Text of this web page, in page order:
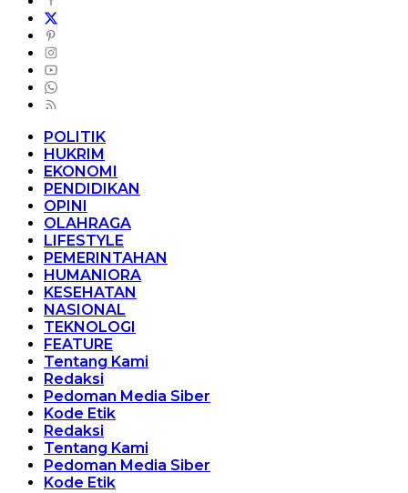
POLITIK
HUKRIM
EKONOMI
PENDIDIKAN
OPINI
OLAHRAGA
LIFESTYLE
PEMERINTAHAN
HUMANIORA
KESEHATAN
NASIONAL
TEKNOLOGI
FEATURE
Tentang Kami
Redaksi
Pedoman Media Siber
Kode Etik
Redaksi
Tentang Kami
Pedoman Media Siber
Kode Etik